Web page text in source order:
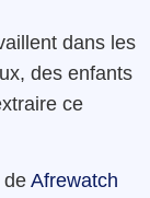
dans les
des enfants
ce
de Afrewatch